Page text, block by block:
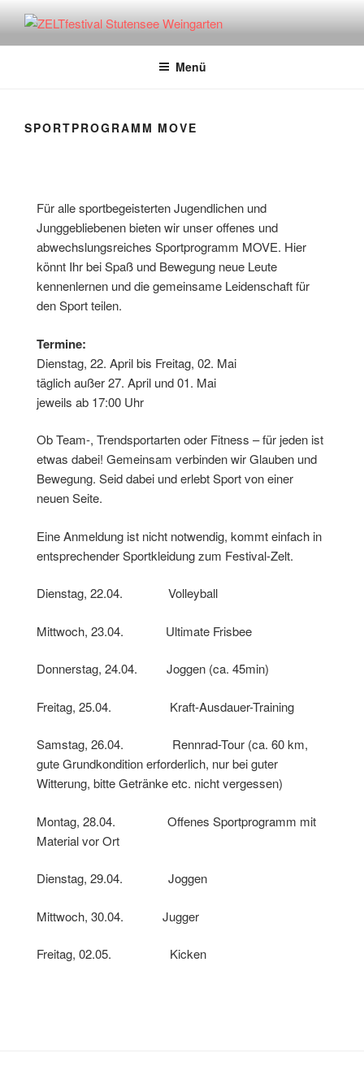
ZELTFESTIVAL STUTENSEE
WEINGARTEN Menü
SPORTPROGRAMM MOVE
Für alle sportbegeisterten Jugendlichen und
Junggebliebenen bieten wir unser offenes und
abwechslungsreiches Sportprogramm MOVE. Hier
könnt Ihr bei Spaß und Bewegung neue Leute
kennenlernen und die gemeinsame Leidenschaft für
den Sport teilen.
Termine:
Dienstag, 22. April bis Freitag, 02. Mai
täglich außer 27. April und 01. Mai
jeweils ab 17:00 Uhr
Ob Team-, Trendsportarten oder Fitness – für jeden ist
etwas dabei! Gemeinsam verbinden wir Glauben und
Bewegung. Seid dabei und erlebt Sport von einer
neuen Seite.
Eine Anmeldung ist nicht notwendig, kommt einfach in
entsprechender Sportkleidung zum Festival-Zelt.
Dienstag, 22.04. Volleyball
Mittwoch, 23.04. Ultimate Frisbee
Donnerstag, 24.04. Joggen (ca. 45min)
Freitag, 25.04. Kraft-Ausdauer-Training
Samstag, 26.04. Rennrad-Tour (ca. 60 km,
gute Grundkondition erforderlich, nur bei guter
Witterung, bitte Getränke etc. nicht vergessen)
Montag, 28.04. Offenes Sportprogramm mit
Material vor Ort
Dienstag, 29.04. Joggen
Mittwoch, 30.04. Jugger
Freitag, 02.05. Kicken